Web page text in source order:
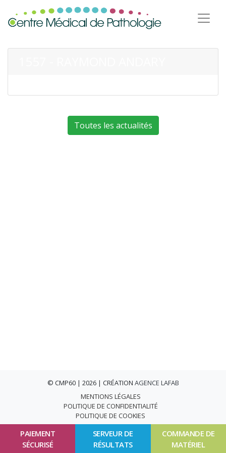
PAIEMENT
SÉCURISÉ
SERVEUR DE
RÉSULTATS
COMMANDE DE
MATÉRIEL
Toutes les actualités
© CMP60 | 2026 | CRÉATION AGENCE LAFAB
MENTIONS LÉGALES
POLITIQUE DE CONFIDENTIALITÉ
POLITIQUE DE COOKIES